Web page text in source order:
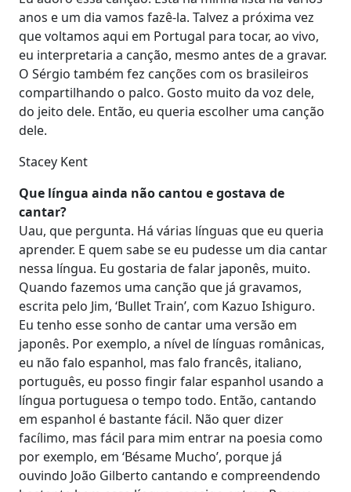
anos e um dia vamos fazê-la. Talvez a próxima vez
que voltamos aqui em Portugal para tocar, ao vivo,
eu interpretaria a canção, mesmo antes de a gravar.
O Sérgio também fez canções com os brasileiros
compartilhando o palco. Gosto muito da voz dele,
do jeito dele. Então, eu queria escolher uma canção
dele.
Stacey Kent
Que língua ainda não cantou e gostava de
cantar?
Uau, que pergunta. Há várias línguas que eu queria
aprender. E quem sabe se eu pudesse um dia cantar
nessa língua. Eu gostaria de falar japonês, muito.
Quando fazemos uma canção que já gravamos,
escrita pelo Jim, ‘Bullet Train’, com Kazuo Ishiguro.
Eu tenho esse sonho de cantar uma versão em
japonês. Por exemplo, a nível de línguas românicas,
eu não falo espanhol, mas falo francês, italiano,
português, eu posso fingir falar espanhol usando a
língua portuguesa o tempo todo. Então, cantando
em espanhol é bastante fácil. Não quer dizer
facílimo, mas fácil para mim entrar na poesia como
por exemplo, em ‘Bésame Mucho’, porque já
ouvindo João Gilberto cantando e compreendendo